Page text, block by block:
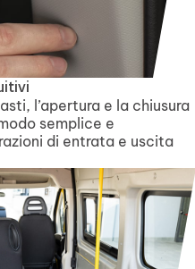
l’apertura e la chiusura
semplice e
di entrata e uscita